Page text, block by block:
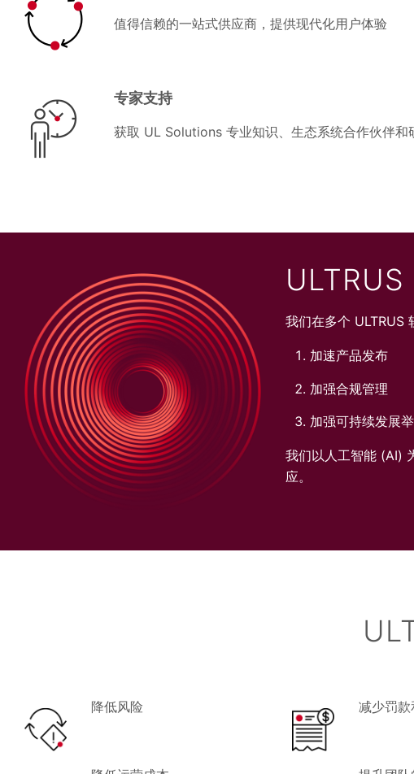
值得信赖的一站式供应商，提供现代化用户体验
专家支持
获取 UL Solutions 专业知识、生态系统合作伙伴和
ULTRUS
我们在多个 ULTRUS
加速产品发布
加强合规管理
加强可持续发展
我们以人工智能 (AI)
应。
降低风险 减少罚